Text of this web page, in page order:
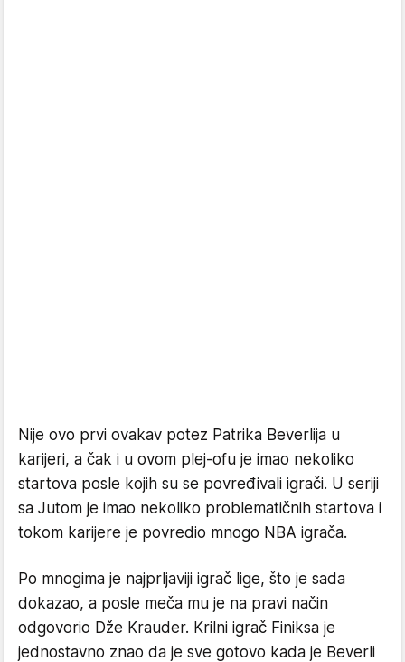
Nije ovo prvi ovakav potez Patrika Beverlija u
karijeri, a čak i u ovom plej-ofu je imao nekoliko
startova posle kojih su se povređivali igrači. U seriji
sa Jutom je imao nekoliko problematičnih startova i
tokom karijere je povredio mnogo NBA igrača.
Po mnogima je najprljaviji igrač lige, što je sada
dokazao, a posle meča mu je na pravi način
odgovorio Dže Krauder. Krilni igrač Finiksa je
jednostavno znao da je sve gotovo kada je Beverli